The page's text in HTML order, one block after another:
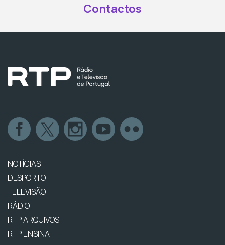
Contactos
NOTÍCIAS
DESPORTO
TELEVISÃO
RÁDIO
RTP ARQUIVOS
RTP ENSINA